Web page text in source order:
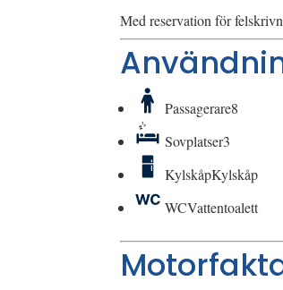
Med reservation för
Passagerare8
Sovplatser3
KylskåpKylskåp
WCVattentoalett